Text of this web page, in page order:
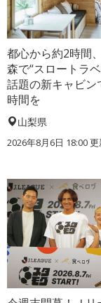
都心から約2時間
森で“スロートラ
話題の新キャビン
時間を
山梨県
2026年8月6日 18:00更